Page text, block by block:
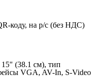
коду, на р/с (без НДС)
(38.1 см), тип
VGA, AV-In, S-Video